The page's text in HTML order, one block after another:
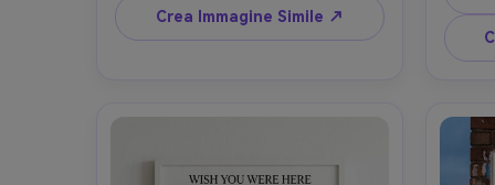
evidenzi lucidi; mockup realistico di
poster su parete camera sopra
Crea Immagine Simile ↗